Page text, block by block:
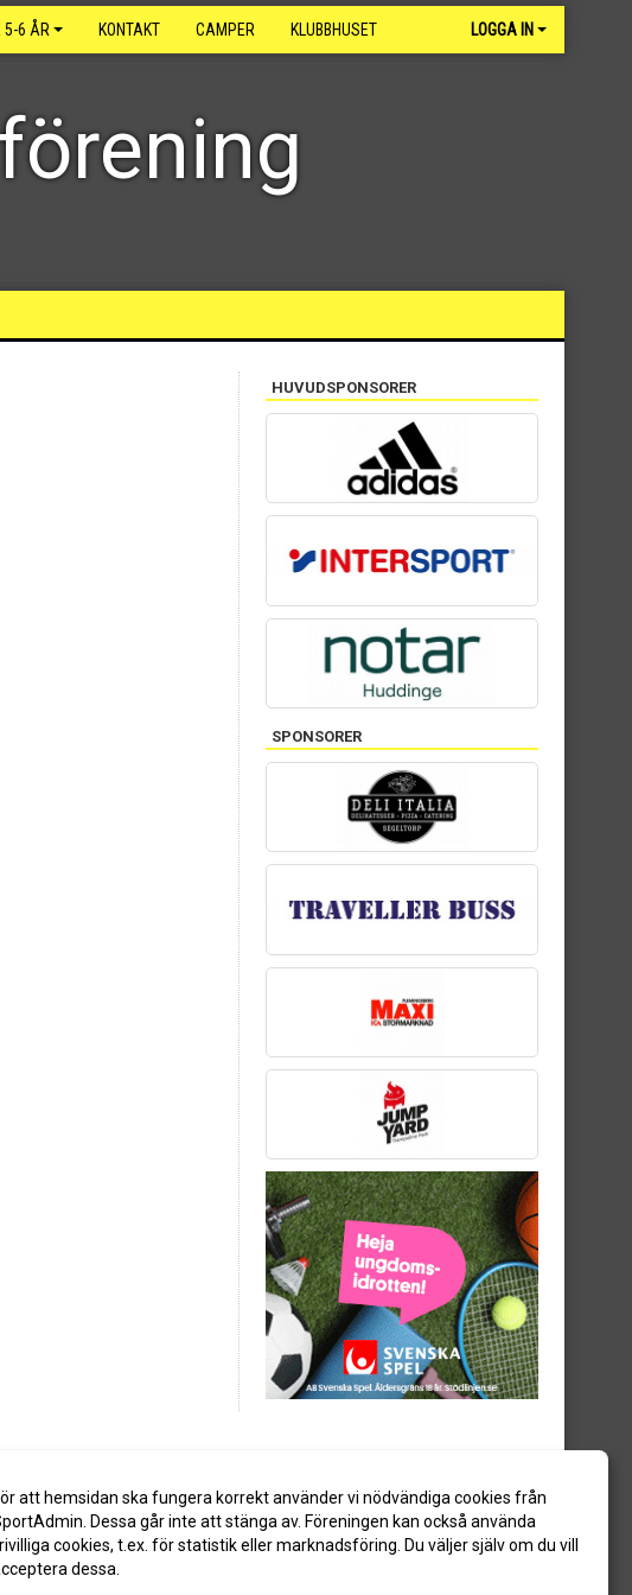
5-6 ÅR KONTAKT CAMPER KLUBBHUSET LOGGA IN
HUVUDSPONSORER
SPONSORER
att hemsidan ska fungera korrekt använder vi nödvändiga cookies från
Dessa går inte att stänga av. Föreningen kan också använda
cookies, t.ex. för statistik eller marknadsföring. Du väljer själv om du vill
dessa.